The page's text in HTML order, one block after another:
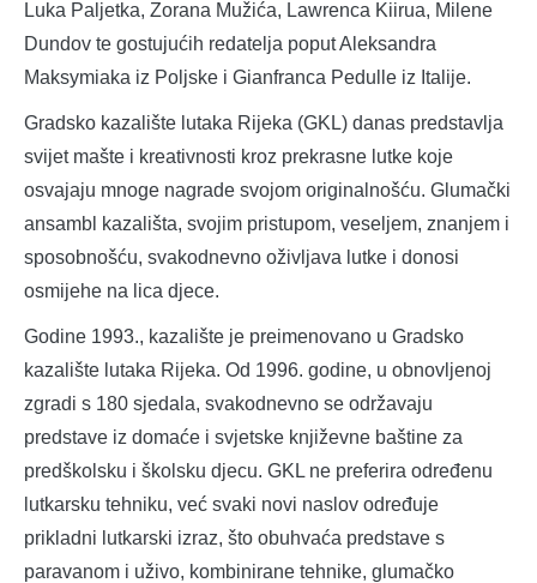
Luka Paljetka, Zorana Mužića, Lawrenca Kiirua, Milene
Dundov te gostujućih redatelja poput Aleksandra
Maksymiaka iz Poljske i Gianfranca Pedulle iz Italije.
Gradsko kazalište lutaka Rijeka (GKL) danas predstavlja
svijet mašte i kreativnosti kroz prekrasne lutke koje
osvajaju mnoge nagrade svojom originalnošću. Glumački
ansambl kazališta, svojim pristupom, veseljem, znanjem i
sposobnošću, svakodnevno oživljava lutke i donosi
osmijehe na lica djece.
Godine 1993., kazalište je preimenovano u Gradsko
kazalište lutaka Rijeka. Od 1996. godine, u obnovljenoj
zgradi s 180 sjedala, svakodnevno se održavaju
predstave iz domaće i svjetske književne baštine za
predškolsku i školsku djecu. GKL ne preferira određenu
lutkarsku tehniku, već svaki novi naslov određuje
prikladni lutkarski izraz, što obuhvaća predstave s
paravanom i uživo, kombinirane tehnike, glumačko